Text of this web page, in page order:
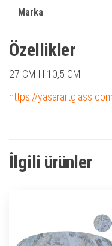
Marka
Özellikler
27 CM H:10,5 CM
https://
İlgili ürünler